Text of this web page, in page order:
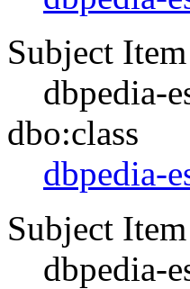
Subject Item
dbpedia-
dbo:class
dbpedia-
Subject Item
dbpedia-